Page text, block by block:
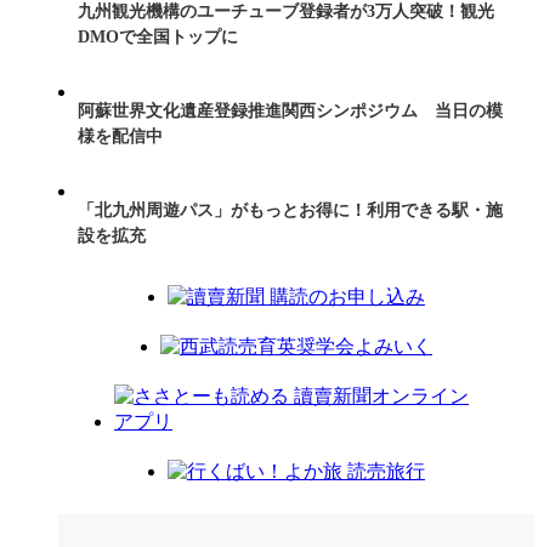
九州観光機構のユーチューブ登録者が3万人突破！観光
DMOで全国トップに
阿蘇世界文化遺産登録推進関西シンポジウム 当日の模
様を配信中
「北九州周遊パス」がもっとお得に！利用できる駅・施
設を拡充